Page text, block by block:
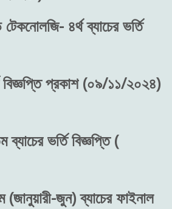
৪র্থ ব্যাচের ভর্তি
বিজ্ঞপ্তি প্রকাশ (০৯/১১/২০২৪)
ভর্তি বিজ্ঞপ্তি (
জুন) ব্যাচের ফাইনাল